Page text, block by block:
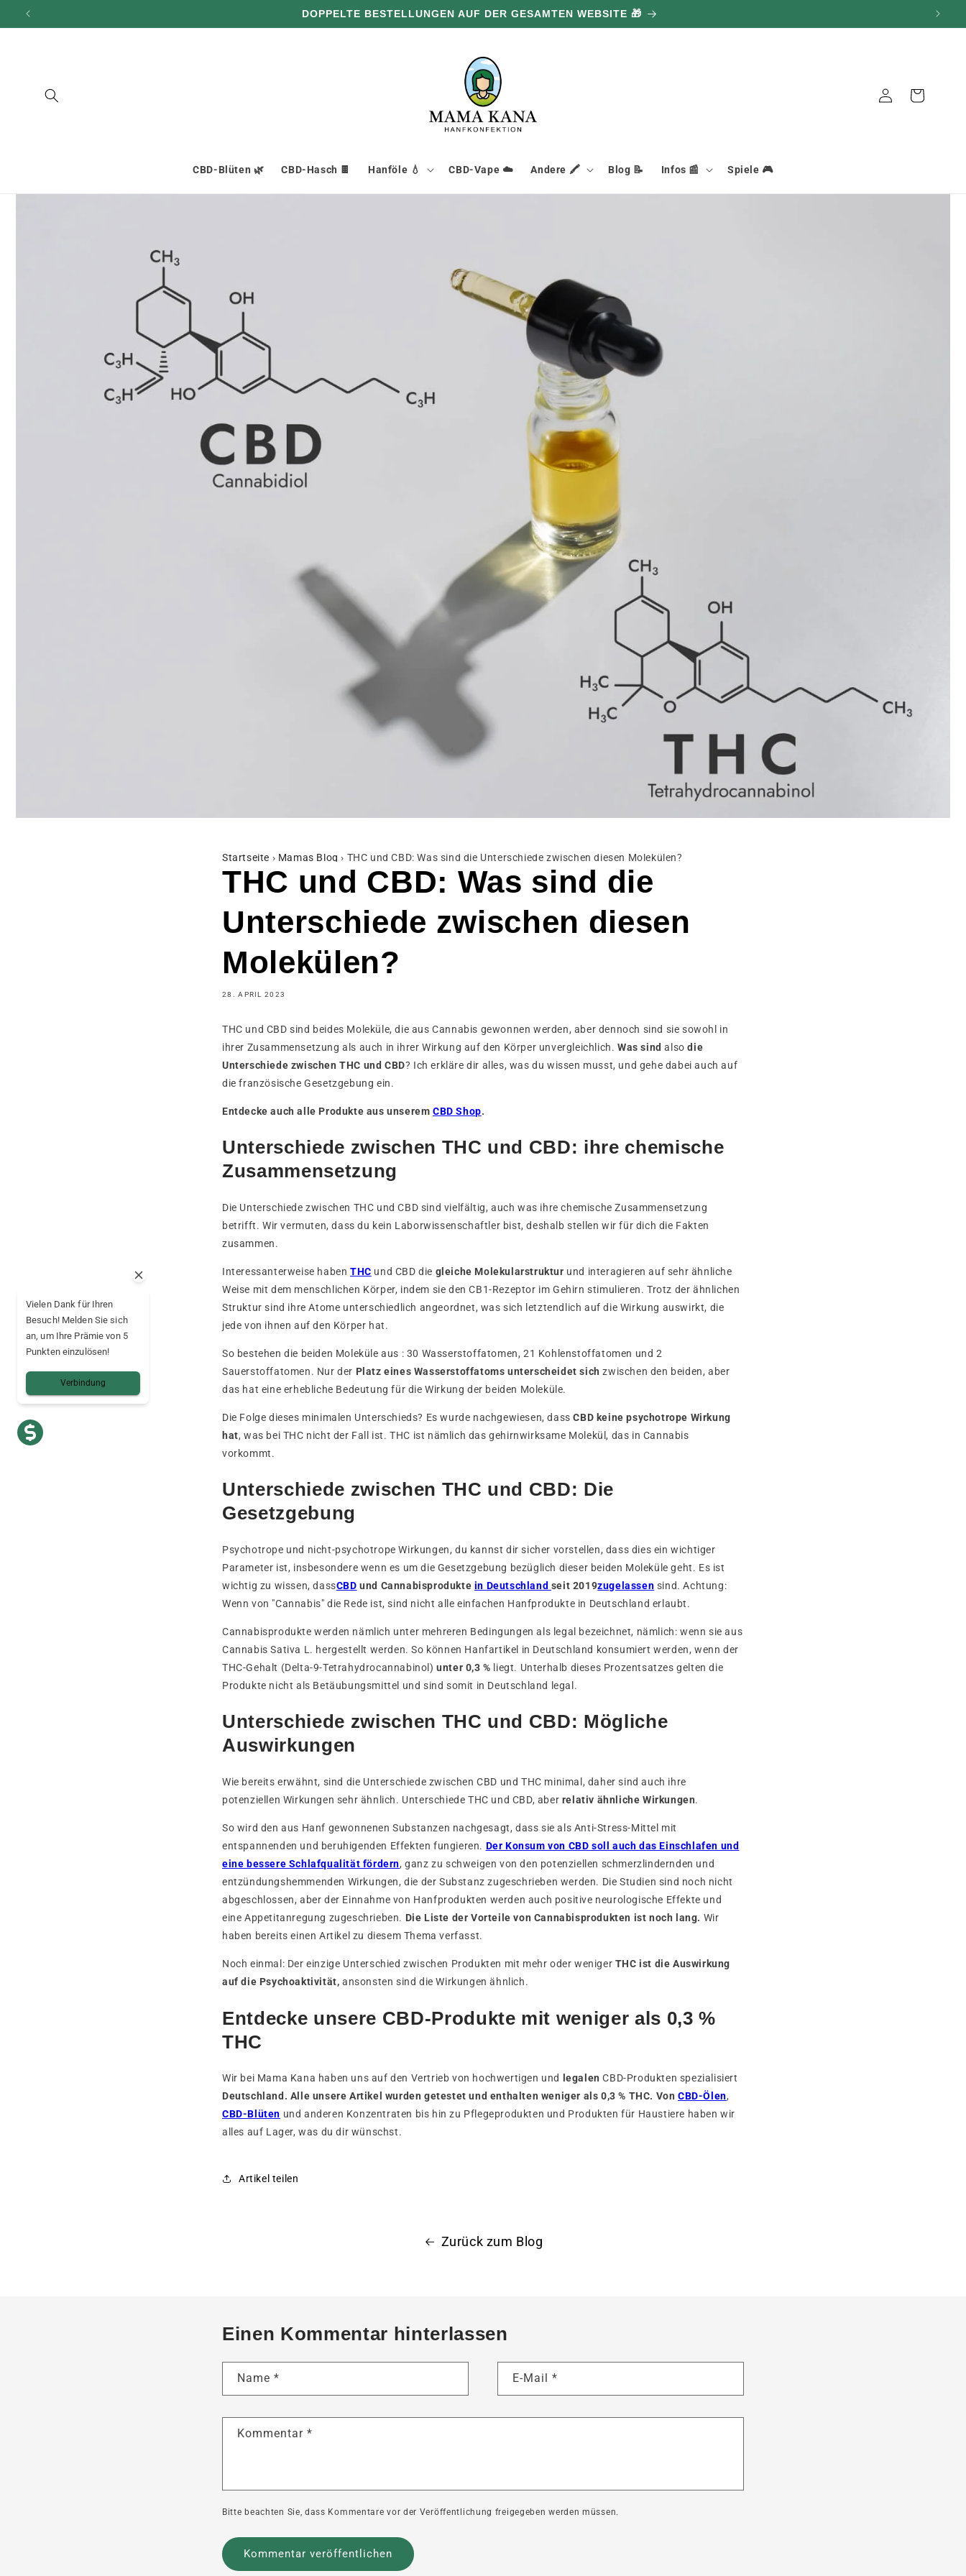
und zum
DOPPELTE BESTELLUNGEN AUF DER GESAMTEN WEBSITE 🎁
CBD-Blüten 🌿 CBD-Hasch 🍫 Hanföle 💧 CBD-Vape ☁️ Andere 🖍️ Blog 📝 Infos 📰 Spiele 🎮
VerbindungWarenkorb
Startseite › Mamas Blog › THC und CBD: Was sind die Unterschiede zwischen diesen Molekülen?
THC und CBD: Was sind die
Unterschiede zwischen diesen
Molekülen?
28. APRIL 2023
THC und CBD sind beides Moleküle, die aus Cannabis gewonnen werden, aber dennoch sind sie sowohl in
ihrer Zusammensetzung als auch in ihrer Wirkung auf den Körper unvergleichlich.Was sind alsodie
Unterschiede zwischen THC und CBD? Ich erkläre dir alles, was du wissen musst, und gehe dabei auch auf
die französische Gesetzgebung ein.
Entdecke auch alle Produkte aus unseremCBD Shop.
Unterschiede zwischen THC und CBD: ihre chemische
Zusammensetzung
Die Unterschiede zwischen THC und CBD sind vielfältig, auch was ihre chemische Zusammensetzung
betrifft. Wir vermuten, dass du kein Laborwissenschaftler bist, deshalb stellen wir für dich die Fakten
zusammen.
Interessanterweise haben THC und CBD die gleiche Molekularstruktur und interagieren auf sehr ähnliche
Weise mit dem menschlichen Körper, indem sie den CB1-Rezeptor im Gehirn stimulieren. Trotz der ähnlichen
Struktur sind ihre Atome unterschiedlich angeordnet, was sich letztendlich auf die Wirkung auswirkt, die
jede von ihnen auf den Körper hat.
So bestehen die beiden Moleküle aus : 30 Wasserstoffatomen, 21 Kohlenstoffatomen und 2
Sauerstoffatomen. Nur der Platz eines Wasserstoffatoms unterscheidet sich zwischen den beiden, aber
das hat eine erhebliche Bedeutung für die Wirkung der beiden Moleküle.
Die Folge dieses minimalen Unterschieds? Es wurde nachgewiesen, dassCBD keine psychotrope Wirkung
hat, was bei THC nicht der Fall ist. THC ist nämlich das gehirnwirksame Molekül, das in Cannabis
vorkommt.
Unterschiede zwischen THC und CBD: Die
Gesetzgebung
Psychotrope und nicht-psychotrope Wirkungen, du kannst dir sicher vorstellen, dass dies ein wichtiger
Parameter ist, insbesondere wenn es um die Gesetzgebung bezüglich dieser beiden Moleküle geht. Es ist
wichtig zu wissen, dassCBD und Cannabisprodukte in Deutschland seit 2019zugelassen sind. Achtung:
Wenn von "Cannabis" die Rede ist, sind nicht alle einfachen Hanfprodukte in Deutschland erlaubt.
Cannabisprodukte werden nämlich unter mehreren Bedingungen als legal bezeichnet, nämlich: wenn sie aus
Cannabis Sativa L. hergestellt werden. So können Hanfartikel in Deutschland konsumiert werden, wenn der
THC-Gehalt (Delta-9-Tetrahydrocannabinol)unter 0,3 % liegt. Unterhalb dieses Prozentsatzes gelten die
Produkte nicht als Betäubungsmittel und sind somit in Deutschland legal.
Unterschiede zwischen THC und CBD: Mögliche
Auswirkungen
Wie bereits erwähnt, sind die Unterschiede zwischen CBD und THC minimal, daher sind auch ihre
potenziellen Wirkungen sehr ähnlich. Unterschiede THC und CBD, aber relativ ähnliche Wirkungen.
So wird den aus Hanf gewonnenen Substanzen nachgesagt, dass sie als Anti-Stress-Mittel mit
entspannenden und beruhigenden Effekten fungieren. Der Konsum von CBD soll auch das Einschlafen und
eine bessere Schlafqualität fördern, ganz zu schweigen von den potenziellen schmerzlindernden und
entzündungshemmenden Wirkungen, die der Substanz zugeschrieben werden. Die Studien sind noch nicht
abgeschlossen, aber der Einnahme von Hanfprodukten werden auch positive neurologische Effekte und
eine Appetitanregung zugeschrieben. Die Liste der Vorteile von Cannabisprodukten ist noch lang. Wir
haben bereits einen Artikel zu diesem Thema verfasst.
Noch einmal: Der einzige Unterschied zwischen Produkten mit mehr oder weniger THC ist die Auswirkung
auf die Psychoaktivität, ansonsten sind die Wirkungen ähnlich.
Entdecke unsere CBD-Produkte mit weniger als 0,3 %
THC
Wir bei Mama Kana haben uns auf den Vertrieb von hochwertigen und legalen CBD-Produkten spezialisiert
Deutschland. Alle unsere Artikel wurden getestet und enthalten weniger als 0,3 % THC. Von CBD-Ölen,
CBD-Blüten und anderen Konzentraten bis hin zu Pflegeprodukten und Produkten für Haustiere haben wir
alles auf Lager, was du dir wünschst.
Artikel teilen
Zurück zum Blog
Einen Kommentar hinterlassen
Name * E-Mail *
Kommentar *
Bitte beachten Sie, dass Kommentare vor der Veröffentlichung freigegeben werden müssen.
Vielen Dank für Ihren
Besuch! Melden Sie sich
an, um Ihre Prämie von 5
Punkten einzulösen!
Verbindung